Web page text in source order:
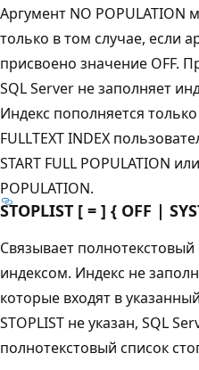
Аргумент NO POPULATION
только в том случае, если
присвоено значение OFF.
SQL Server не заполняет
Индекс пополняется
FULLTEXT INDEX
START FULL POPULATION
POPULATION.
STOPLIST [ = ] { OFF |
Связывает полнотекстовый
индексом. Индекс не
которые входят в
STOPLIST не указан, SQL
полнотекстовый список